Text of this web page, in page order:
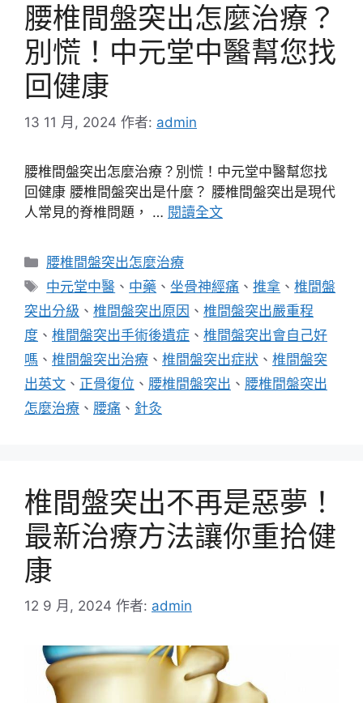
腰椎間盤突出怎麼治療？
別慌！中元堂中醫幫您找
回健康
13 11 月, 2024 作者: admin
腰椎間盤突出怎麼治療？別慌！中元堂中醫幫您找
回健康 腰椎間盤突出是什麼？ 腰椎間盤突出是現代
人常見的脊椎問題， … 閱讀全文
分
類
腰椎間盤突出怎麼治療
標
籤
中元堂中醫 、 中藥 、坐骨神經痛 、推拿 、椎間盤
突出分級 、 椎間盤突出原因 、 椎間盤突出嚴重程
度 、 椎間盤突出手術後遺症 、 椎間盤突出會自己好
嗎 、 椎間盤突出治療 、 椎間盤突出症狀 、 椎間盤突
出英文 、 正骨復位 、 腰椎間盤突出 、 腰椎間盤突出
怎麼治療 、 腰痛 、 針灸
椎間盤突出不再是惡夢！
最新治療方法讓你重拾健
康
12 9 月, 2024 作者: admin